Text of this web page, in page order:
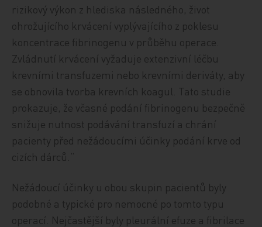
rizikový výkon z hlediska následného, život
ohrožujícího krvácení vyplývajícího z poklesu
koncentrace fibrinogenu v průběhu operace.
Zvládnutí krvácení vyžaduje extenzivní léčbu
krevními transfuzemi nebo krevními deriváty, aby
se obnovila tvorba krevních koagul. Tato studie
prokazuje, že včasné podání fibrinogenu bezpečně
snižuje nutnost podávání transfuzí a chrání
pacienty před nežádoucími účinky podání krve od
cizích dárců.“
Nežádoucí účinky u obou skupin pacientů byly
podobné a typické pro nemocné po tomto typu
operací. Nejčastější byly pleurální efuze a fibrilace